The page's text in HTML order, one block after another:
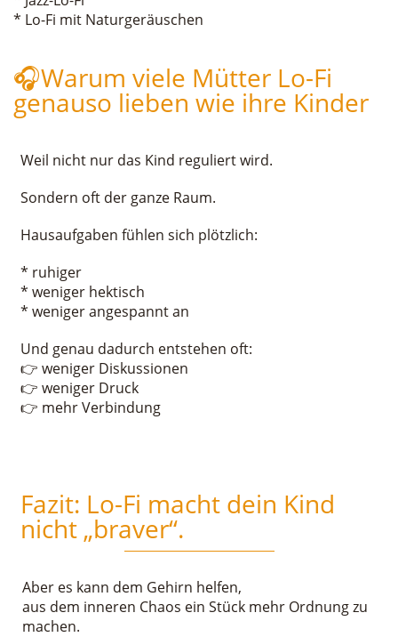
* Lo-Fi mit Naturgeräuschen
🎧Warum viele Mütter Lo-Fi
genauso lieben wie ihre Kinder
Weil nicht nur das Kind reguliert wird.
Sondern oft der ganze Raum.
Hausaufgaben fühlen sich plötzlich:
* ruhiger
* weniger hektisch
* weniger angespannt an
Und genau dadurch entstehen oft:
👉 weniger Diskussionen
👉 weniger Druck
👉 mehr Verbindung
Fazit: Lo-Fi macht dein Kind
nicht „braver“.
Aber es kann dem Gehirn helfen,
aus dem inneren Chaos ein Stück mehr Ordnung zu
machen.